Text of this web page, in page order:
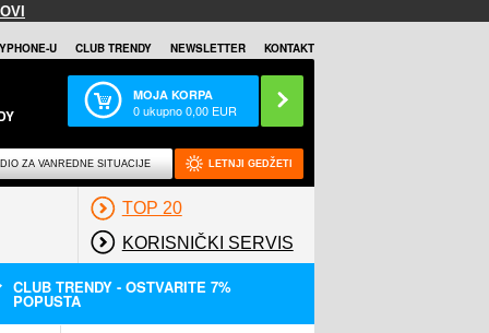
U CLUB TRENDY NEWSLETTER KONTAKT
MOJA KORPA
0ukupno0,00 EUR
ZA VANREDNE SITUACIJE LETNJI GEDŽETI
TOP 20
KORISNIČKI SERVIS
CLUB TRENDY - OSTVARITE 7%
POPUSTA